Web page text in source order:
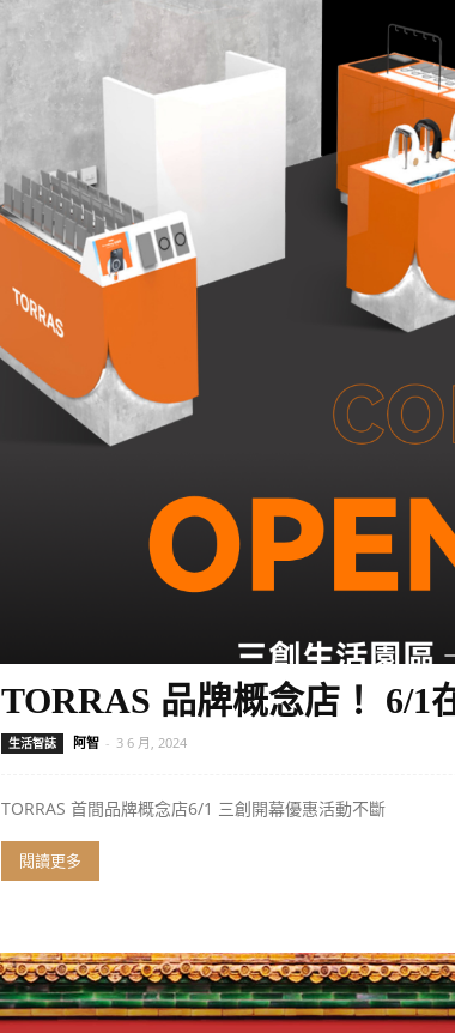
TORRAS 品牌概念店！ 6/1
生活智誌 阿智 - 3 6 月, 2024
TORRAS 首間品牌概念店6/1 三創開幕優惠活動不斷
閱讀更多